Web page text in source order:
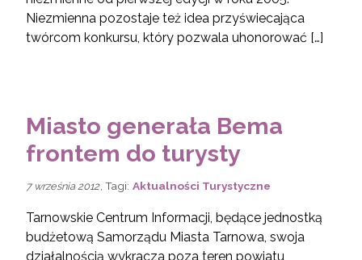
Niezmienna pozostaje też idea przyświecająca
twórcom konkursu, który pozwala uhonorować […]
Miasto generała Bema
frontem do turysty
7 września 2012, Tagi: Aktualności Turystyczne
Tarnowskie Centrum Informacji, będące jednostką
budżetową Samorządu Miasta Tarnowa, swoja
działalnością wykracza poza teren powiatu